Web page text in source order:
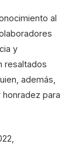
al
y
resaltados
además,
para